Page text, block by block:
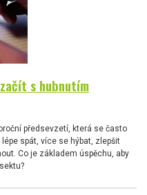
s hubnutím
předsevzetí, která se často
spát, více se hýbat, zlepšit
Co je základem úspěchu, aby